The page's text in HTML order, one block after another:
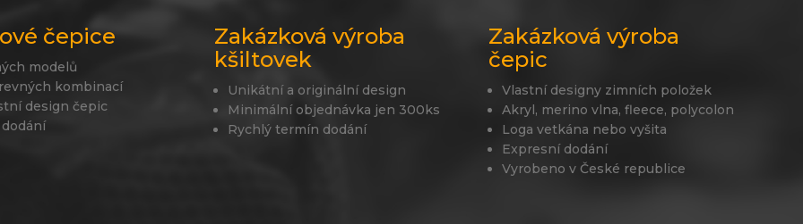
čepice
modelů
kombinací
design čepic
Zakázková výroba
kšiltovek
Unikátní a originální design
Minimální objednávka jen 300ks
Rychlý termín dodání
Zakázková výroba
čepic
Vlastní designy zimních položek
Akryl, merino vlna, fleece, polycolon
Loga vetkána nebo vyšita
Expresní dodání
Vyrobeno v České republice